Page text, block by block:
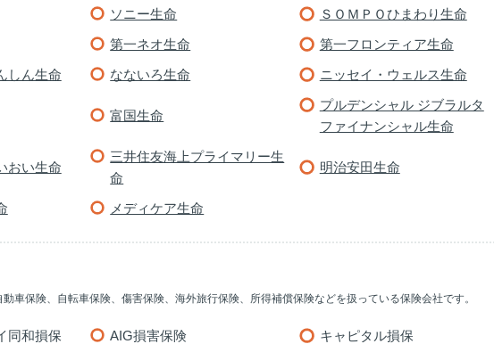
ソニー生命
ＳＯＭＰＯひまわり生命
第一ネオ生命
第一フロンティア生命
しん生命
なないろ生命 ニッセイ・ウェルス生命
富国生命
プルデンシャル ジブラルタ
ファイナンシャル生命
おい生命
三井住友海上プライマリー生
命
明治安田生命
メディケア生命
車保険、自転車保険、傷害保険、海外旅行保険、所得補償保険などを扱っている保険会社です。
同和損保 AIG損害保険
キャピタル損保